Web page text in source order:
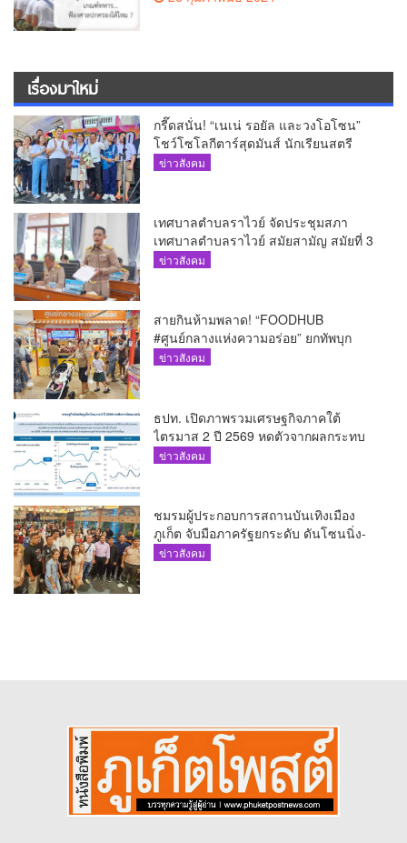
เรื่องมาใหม่
กรี๊ดสนั่น! “เนเน่ รอยัล และวงโอโซน”
โชว์โซโลกีตาร์สุดมันส์ นักเรียนสตรี
ภูเก็ตนั่งไม่ติด ทั้งเต้น-ร้อง
ข่าวสังคม
เทศบาลตำบลราไวย์ จัดประชุมสภา
เทศบาลตำบลราไวย์ สมัยสามัญ สมัยที่ 3
ประจำปี 2569
ข่าวสังคม
สายกินห้ามพลาด! “FOODHUB
#ศูนย์กลางแห่งความอร่อย” ยกทัพบุก
โรบินสันไลฟ์สไตล์ ฉลอง ถึง 12 ส.ค.นี้
ข่าวสังคม
ธปท. เปิดภาพรวมเศรษฐกิจภาคใต้
ไตรมาส 2 ปี 2569 หดตัวจากผลกระทบ
ความขัดแย้งในตะวันออกกลาง
ข่าวสังคม
ชมรมผู้ประกอบการสถานบันเทิงเมือง
ภูเก็ต จับมือภาครัฐยกระดับ ดันโซนนิ่ง-
ขับเคลื่อนท่องเที่ยวอย่างยั่งยืน
ข่าวสังคม